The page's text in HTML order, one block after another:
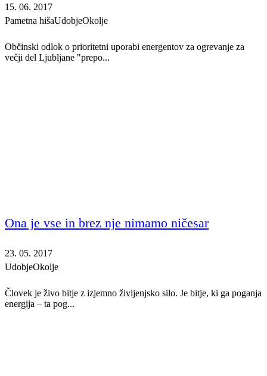
15. 06. 2017
Pametna hišaUdobjeOkolje
Občinski odlok o prioritetni uporabi energentov za ogrevanje za
večji del Ljubljane "prepo...
Ona je vse in brez nje nimamo ničesar
23. 05. 2017
UdobjeOkolje
Človek je živo bitje z izjemno življenjsko silo. Je bitje, ki ga poganja
energija – ta pog...